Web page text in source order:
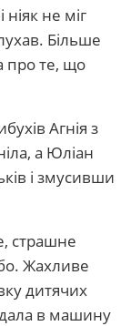
ніяк не міг
Більше
про те, що
Агнія з
а Юліан
і змусивши
страшне
Жахливе
дитячих
в машину